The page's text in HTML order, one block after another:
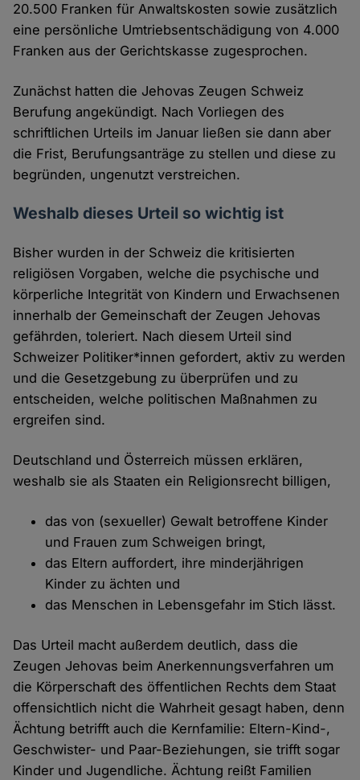
20.500 Franken für Anwaltskosten sowie zusätzlich
eine persönliche Umtriebsentschädigung von 4.000
Franken aus der Gerichtskasse zugesprochen.
Zunächst hatten die Jehovas Zeugen Schweiz
Berufung angekündigt. Nach Vorliegen des
schriftlichen Urteils im Januar ließen sie dann aber
die Frist, Berufungsanträge zu stellen und diese zu
begründen, ungenutzt verstreichen.
Weshalb dieses Urteil so wichtig ist
Bisher wurden in der Schweiz die kritisierten
religiösen Vorgaben, welche die psychische und
körperliche Integrität von Kindern und Erwachsenen
innerhalb der Gemeinschaft der Zeugen Jehovas
gefährden, toleriert. Nach diesem Urteil sind
Schweizer Politiker*innen gefordert, aktiv zu werden
und die Gesetzgebung zu überprüfen und zu
entscheiden, welche politischen Maßnahmen zu
ergreifen sind.
Deutschland und Österreich müssen erklären,
weshalb sie als Staaten ein Religionsrecht billigen,
das von (sexueller) Gewalt betroffene Kinder
und Frauen zum Schweigen bringt,
das Eltern auffordert, ihre minderjährigen
Kinder zu ächten und
das Menschen in Lebensgefahr im Stich lässt.
Das Urteil macht außerdem deutlich, dass die
Zeugen Jehovas beim Anerkennungsverfahren um
die Körperschaft des öffentlichen Rechts dem Staat
offensichtlich nicht die Wahrheit gesagt haben, denn
Ächtung betrifft auch die Kernfamilie: Eltern-Kind-,
Geschwister- und Paar-Beziehungen, sie trifft sogar
Kinder und Jugendliche. Ächtung reißt Familien